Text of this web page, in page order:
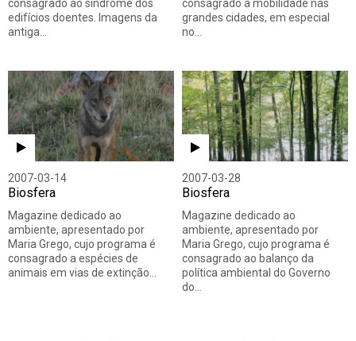
consagrado ao síndrome dos
edifícios doentes. Imagens da
antiga…
consagrado à mobilidade nas
grandes cidades, em especial
no…
2007-03-14
Biosfera
Magazine dedicado ao
ambiente, apresentado por
Maria Grego, cujo programa é
consagrado a espécies de
animais em vias de extinção…
2007-03-28
Biosfera
Magazine dedicado ao
ambiente, apresentado por
Maria Grego, cujo programa é
consagrado ao balanço da
política ambiental do Governo
do…